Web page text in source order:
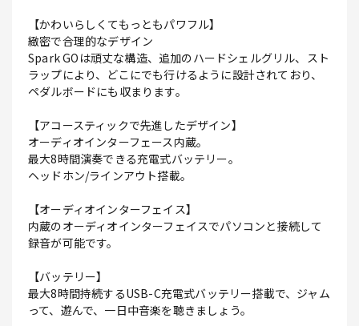
【かわいらしくてもっともパワフル】
緻密で合理的なデザイン
Spark GOは頑丈な構造、追加のハードシェルグリル、スト
ラップにより、どこにでも行けるように設計されており、
ペダルボードにも収まります。
【アコースティックで先進したデザイン】
オーディオインターフェース内蔵。
最大8時間演奏できる充電式バッテリー。
ヘッドホン/ラインアウト搭載。
【オーディオインターフェイス】
内蔵のオーディオインターフェイスでパソコンと接続して
録音が可能です。
【バッテリー】
最大8時間持続するUSB-C充電式バッテリー搭載で、ジャム
って、遊んで、一日中音楽を聴きましょう。